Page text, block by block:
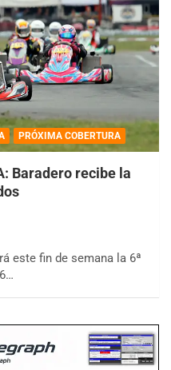
PRÓXIMA COBERTURA
Baradero recibe la
este fin de semana la 6ª